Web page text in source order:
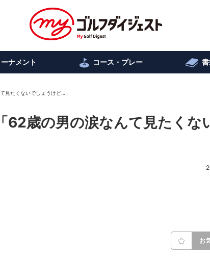
ナメント コース・プレー
見たくないでしょうけど…」
62歳の男の涙なんて見たくな
お